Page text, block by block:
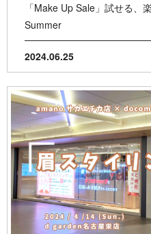
「Make Up Sale」試せる
Summer
2024.06.25